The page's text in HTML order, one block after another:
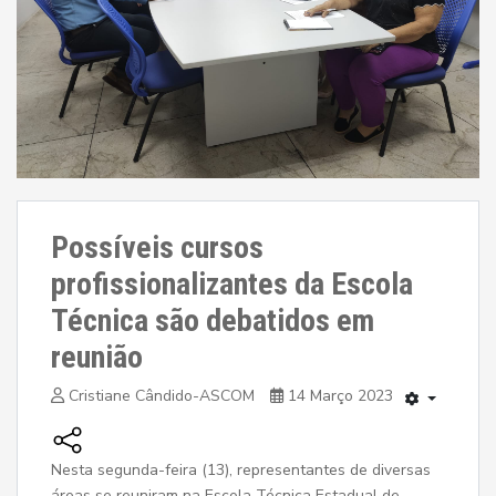
Possíveis cursos
profissionalizantes da Escola
Técnica são debatidos em
reunião
Cristiane Cândido-ASCOM 14 Março 2023
Nesta segunda-feira (13), representantes de diversas